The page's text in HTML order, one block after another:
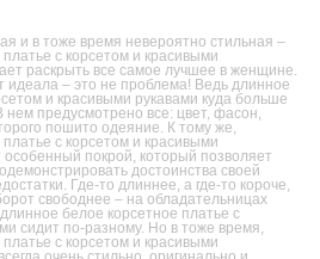
и в тоже время невероятно стильная –
с корсетом и красивыми
раскрыть все самое лучшее в женщине.
идеала – это не проблема! Ведь длинное
и красивыми рукавами куда больше
предусмотрено все: цвет, фасон,
пошито одеяние. К тому же,
с корсетом и красивыми
покрой, который позволяет
достоинства своей
Где-то длиннее, а где-то короче,
свободнее – на обладательницах
белое корсетное платье с
сидит по-разному. Но в тоже время,
с корсетом и красивыми